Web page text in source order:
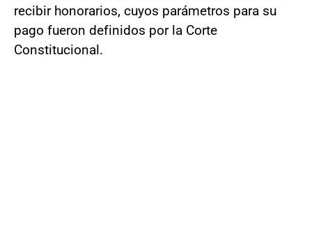
recibir honorarios, cuyos parámetros para su
pago fueron definidos por la Corte
Constitucional.